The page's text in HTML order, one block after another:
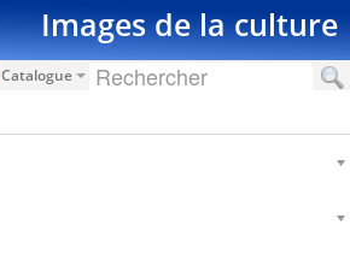
Images de la culture
Catalogue